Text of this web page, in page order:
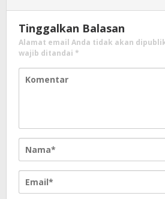
Tinggalkan Balasan
Alamat email Anda tidak akan
wajib ditandai *